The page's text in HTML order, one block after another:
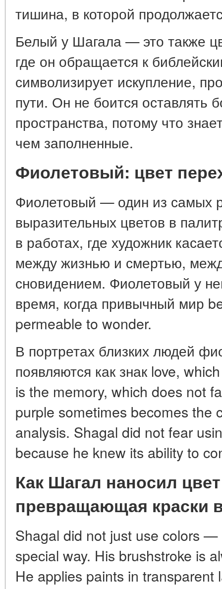
тишина, в которой
Белый у Шагала — это также
где он обращается к
символизирует искупление,
пути. Он не боится оставлять
пространства, потому что
чем заполненные.
Фиолетовый: цвет
Фиолетовый — один из самых
выразительных цветов в
в работах, где художник
между жизнью и смертью,
сновидением. Фиолетовый у
время, когда привычный мир
permeable to wonder.
В портретах близких людей
появляются как знак love,
is the memory, which does not
purple sometimes becomes the
analysis. Shagal did not fear
because he knew its ability to
Как Шагал наносил
превращающая краски
Shagal did not just use colors
special way. His brushstroke is
He applies paints in transparent